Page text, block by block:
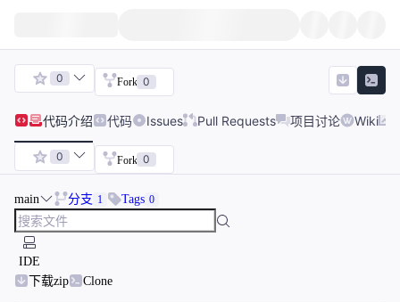
0 Fork 0
代码介绍 代码 Issues Pull Requests 项目讨论 Wiki
0 Fork 0
main 分支 1 Tags 0
IDE
下载zip
Clone